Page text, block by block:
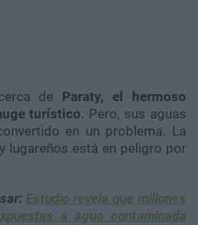
de Paraty, el hermoso
turístico. Pero, sus aguas
en un problema. La
lugareños está en peligro por
Estudio revela que millones
a agua contaminada